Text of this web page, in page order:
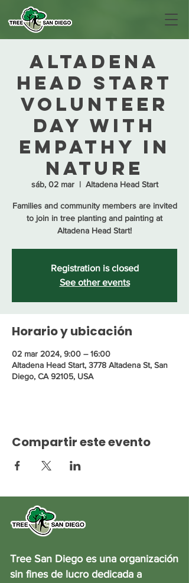
Altadena
Head Start
Volunteer
Day with
Empathy in
Nature
sáb, 02 mar
  |
Altadena Head Start
Families and community members are invited
to join in tree planting and painting at
Altadena Head Start!
Registration is closed
See other events
Horario y ubicación
02 mar 2024, 9:00 – 16:00
Altadena Head Start, 3778 Altadena St, San
Diego, CA 92105, USA
Compartir este evento
Tree San Diego es una organización
sin fines de lucro dedicada a